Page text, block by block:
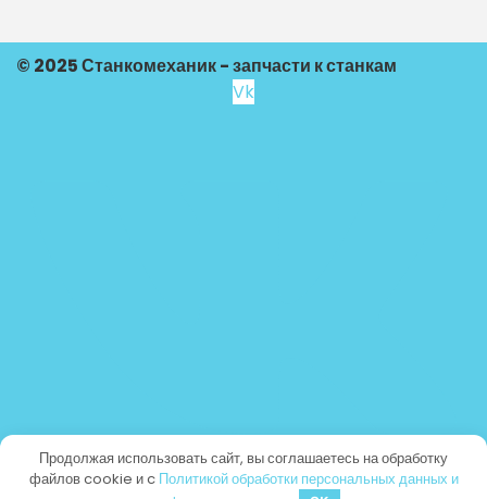
© 2025 Станкомеханик - запчасти к станкам
Vk
Продолжая использовать сайт, вы соглашаетесь на обработку
файлов cookie и c Политикой обработки персональных данных и